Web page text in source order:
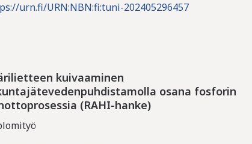
urn.fi/URN:NBN:fi:tuni-202405296457
kuivaaminen
osana fosforin
(RAHI-hanke)